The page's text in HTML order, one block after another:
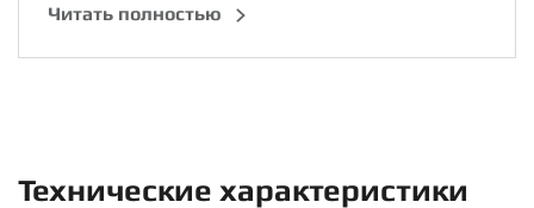
Читать полностью
Технические характеристики